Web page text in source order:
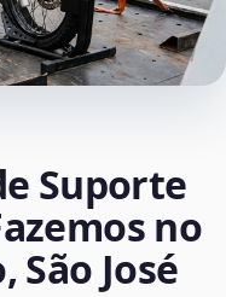
Suporte
no
São José